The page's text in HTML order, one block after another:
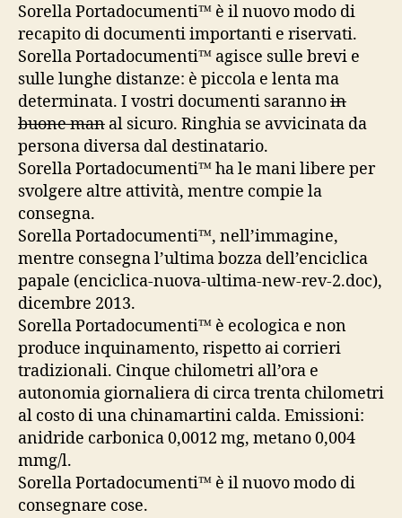
Sorella Portadocumenti™ è il nuovo modo di
recapito di documenti importanti e riservati.
Sorella Portadocumenti™ agisce sulle brevi e
sulle lunghe distanze: è piccola e lenta ma
determinata. I vostri documenti sarannoin
buone man al sicuro. Ringhia se avvicinata da
persona diversa dal destinatario.
Sorella Portadocumenti™ ha le mani libere per
svolgere altre attività, mentre compie la
consegna.
Sorella Portadocumenti™, nell’immagine,
mentre consegna l’ultima bozza dell’enciclica
papale (enciclica-nuova-ultima-new-rev-2.doc),
dicembre 2013.
Sorella Portadocumenti™ è ecologica e non
produce inquinamento, rispetto ai corrieri
tradizionali. Cinque chilometri all’ora e
autonomia giornaliera di circa trenta chilometri
al costo di una chinamartini calda. Emissioni:
anidride carbonica 0,0012 mg, metano 0,004
mmg/l.
Sorella Portadocumenti™ è il nuovo modo di
consegnare cose.